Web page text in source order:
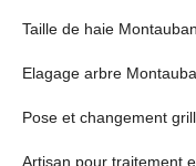
Taille de haie
Elagage arbre
Pose et changement
Artisan pour traitement